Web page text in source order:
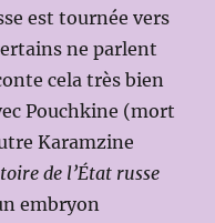
est tournée vers
ne parlent
cela très bien
Pouchkine (mort
Karamzine
de l’État russe
embryon